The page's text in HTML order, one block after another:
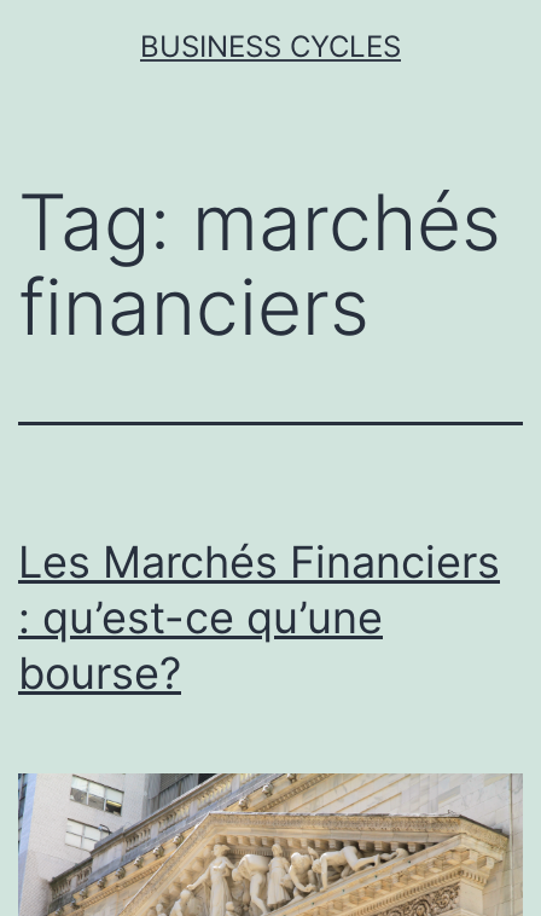
BUSINESS CYCLES
Tag: marchés
financiers
Les Marchés Financiers
: qu’est-ce qu’une
bourse?